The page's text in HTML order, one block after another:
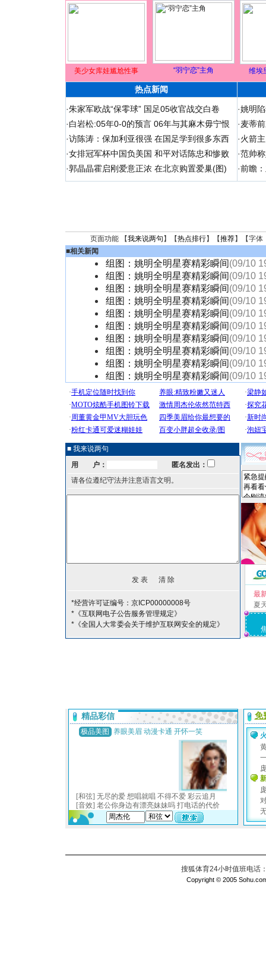
美少女库娃尴尬性事 “羽宁恋”主角 维埃
热点新闻
·朱家军欧战“保零球” 国足05收官战交白卷
·白岩松:05年0-0的预言 06年与其麻木毋宁恨
·访陈涛：保加利亚很强 在国足学到很多东西
·女排冠军杯中国负美国 和平对话陈忠和惨败
·郭晶晶霍启刚爱意正浓 在北京购置爱巢(图)
·姚明
·麦蒂
·火箭
·范帅
·前瞻
页面功能 【我来说两句 】【热点排行】【推荐】【字体
■相关新闻
组图：姚明全明星赛精彩瞬间(09/10
组图：姚明全明星赛精彩瞬间(09/10
组图：姚明全明星赛精彩瞬间(09/10
组图：姚明全明星赛精彩瞬间(09/10
组图：姚明全明星赛精彩瞬间(09/10
组图：姚明全明星赛精彩瞬间(09/10
组图：姚明全明星赛精彩瞬间(09/10
组图：姚明全明星赛精彩瞬间(09/10
组图：姚明全明星赛精彩瞬间(09/10
组图：姚明全明星赛精彩瞬间(09/10
■ 我来说两句
用 户：
匿名发出：
请各位遵纪守法并注意语言文明。
*经营许可证编号：京ICP00000008号
*《互联网电子公告服务管理规定》
*《全国人大常委会关于维护互联网安全的规定》
最
夏
搜狐体育24小时值班电话
Copyright © 2005